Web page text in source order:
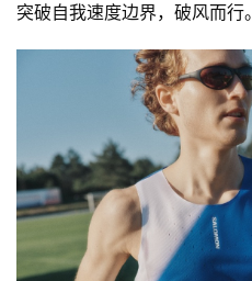
比
赛
突破自我速度边界，破风而行。